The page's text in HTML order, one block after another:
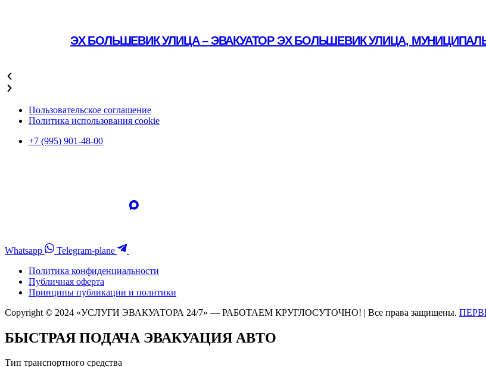
ЭХ БОЛЬШЕВИК УЛИЦА – ЭВАКУАТОР ЭХ БОЛЬШЕВИК УЛИЦА,
Пользовательское соглашение
Политика использования cookie
+7 (995) 901-48-00
Whatsapp
Telegram-plane
Политика конфиденциальности
Публичная оферта
Принципы публикации и политики
Copyright © 2024 «УСЛУГИ ЭВАКУАТОРА 24/7» — РАБОТАЕМ КРУГЛОСУТОЧНО! | Все права защищены.
БЫСТРАЯ ПОДАЧА ЭВАКУАЦИЯ АВТО
Тип транспортного средства